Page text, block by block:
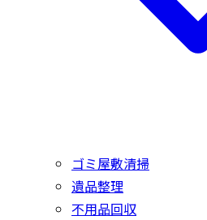
ゴミ屋敷清掃
遺品整理
不用品回収